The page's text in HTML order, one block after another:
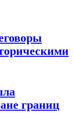
границ